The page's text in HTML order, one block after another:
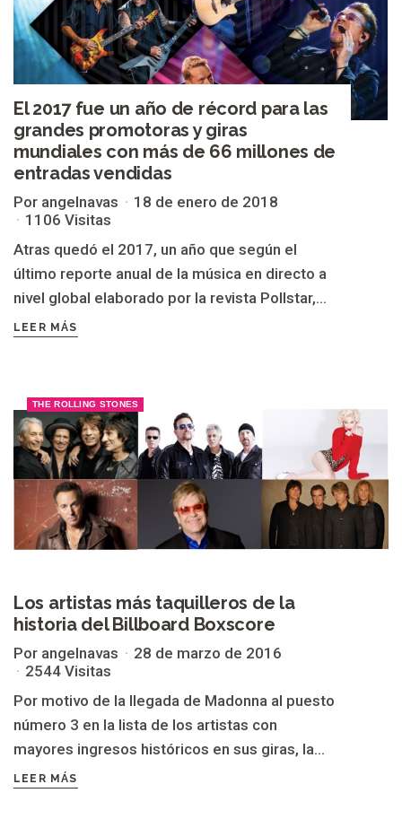
El 2017 fue un año de récord para las
grandes promotoras y giras
mundiales con más de 66 millones de
entradas vendidas
Por angelnavas
18 de enero de 2018
1106 Visitas
Atras quedó el 2017, un año que según el
último reporte anual de la música en directo a
nivel global elaborado por la revista Pollstar,...
LEER MÁS
THE ROLLING STONES
Los artistas más taquilleros de la
historia del Billboard Boxscore
Por angelnavas
28 de marzo de 2016
2544 Visitas
Por motivo de la llegada de Madonna al puesto
número 3 en la lista de los artistas con
mayores ingresos históricos en sus giras, la...
LEER MÁS